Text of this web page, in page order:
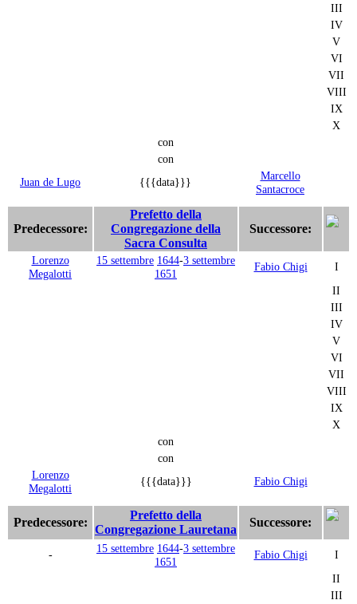
III
IV
V
VI
VII
VIII
IX
X
con
con
Juan de Lugo
{{{data}}}
Marcello
Santacroce
Predecessore:
Prefetto della
Congregazione della
Sacra Consulta
Successore:
Lorenzo
Megalotti
15 settembre 1644-3 settembre
1651
Fabio Chigi
I
II
III
IV
V
VI
VII
VIII
IX
X
con
con
Lorenzo
Megalotti
{{{data}}} Fabio Chigi
Predecessore:
Prefetto della
Congregazione Lauretana
Successore:
- 15 settembre 1644-3 settembre
1651
Fabio Chigi
I
II
III